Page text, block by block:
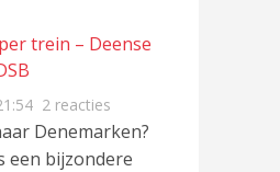
trein – Deense
2 reacties
Denemarken?
een bijzondere